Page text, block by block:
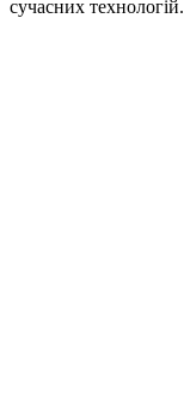
сучасних технологій.